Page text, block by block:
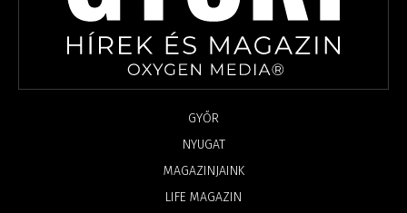
GYŐR
NYUGAT
MAGAZINJAINK
LIFE MAGAZIN